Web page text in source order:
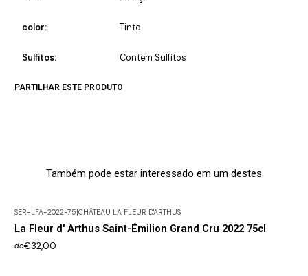
color: Tinto
Sulfitos: Contem Sulfitos
PARTILHAR ESTE PRODUTO
Também pode estar interessado em um destes
SER-LFA-2022-75|CHÂTEAU LA FLEUR D'ARTHUS
La Fleur d' Arthus Saint-Émilion Grand Cru 2022 75cl
de€32,00